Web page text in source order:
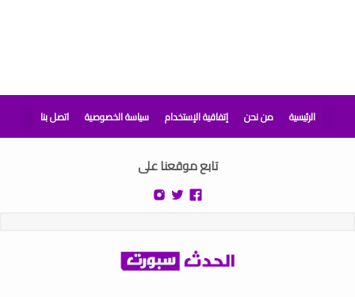
الرئيسية من نحن إتفاقية الإستخدام سياسة الخصوصية اتصل بنا
تابع موقعنا على